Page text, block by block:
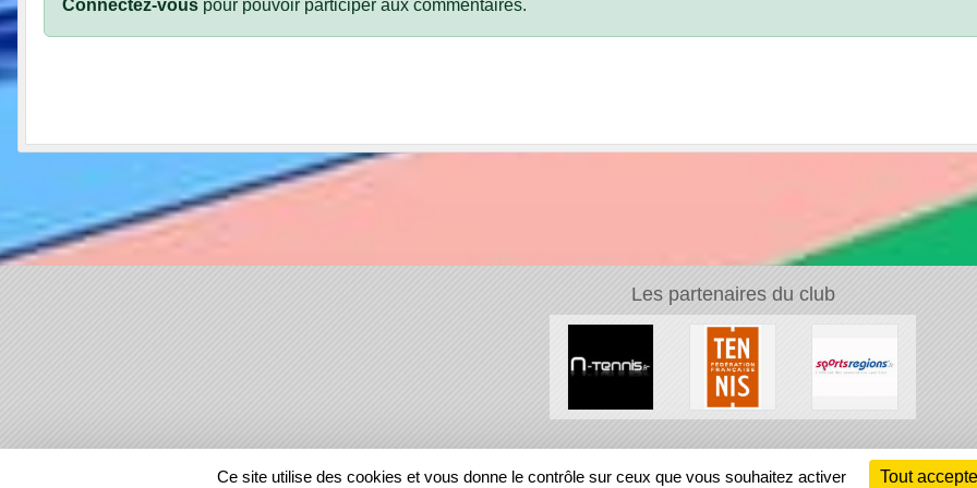
Connectez-vous pour pouvoir participer aux commentaires.
Les partenaires du club
REGIONS
Ce site utilise des cookies et vous donne le contrôle sur ceux que vous souhaitez activer Tout